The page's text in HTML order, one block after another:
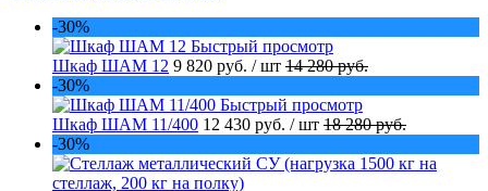
-30%
Быстрый просмотр
Шкаф ШАМ 12 9 820 руб. / шт 14 280 руб.
-30%
Быстрый просмотр
Шкаф ШАМ 11/400 12 430 руб. / шт 18 280 руб.
-30%